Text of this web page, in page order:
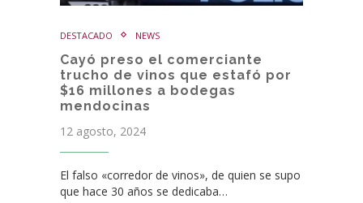
DESTACADO NEWS
Cayó preso el comerciante
trucho de vinos que estafó por
$16 millones a bodegas
mendocinas
12 agosto, 2024
El falso «corredor de vinos», de quien se supo
que hace 30 años se dedicaba…